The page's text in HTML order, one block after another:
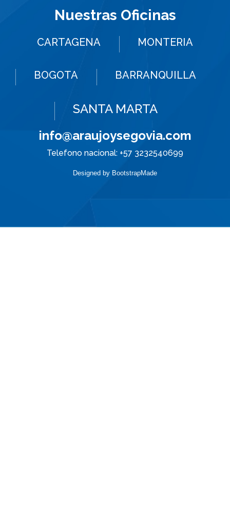
Previous
Nuestras Oficinas
CARTAGENA MONTERIA
BOGOTA BARRANQUILLA
SANTA MARTA
info@araujoysegovia.com
Telefono nacional: +57 3232540699
Designed by BootstrapMade